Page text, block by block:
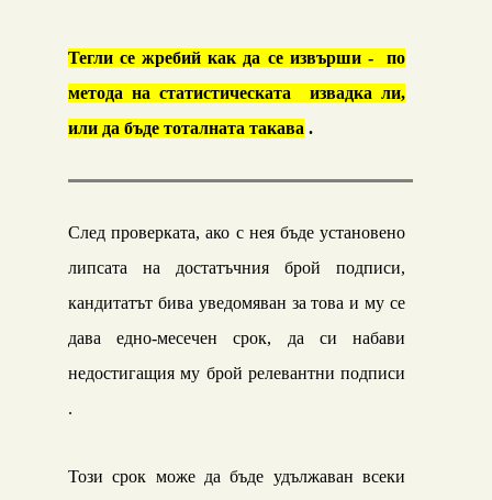
Тегли се жребий как да се извърши - по
метода на статистическата извадка ли,
или да бъде тоталната такава .
След проверката, ако с нея бъде установено
липсата на достатъчния брой подписи,
кандитатът бива уведомяван за това и му се
дава едно-месечен срок, да си набави
недостигащия му брой релевантни подписи
.
Този срок може да бъде удължаван всеки